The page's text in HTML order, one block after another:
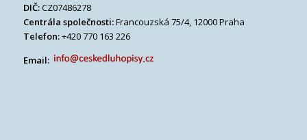
DIČ:CZ07486278
Centrála společnosti:Francouzská 75/4, 12000 Praha
Telefon:+420 770 163 226
Email: